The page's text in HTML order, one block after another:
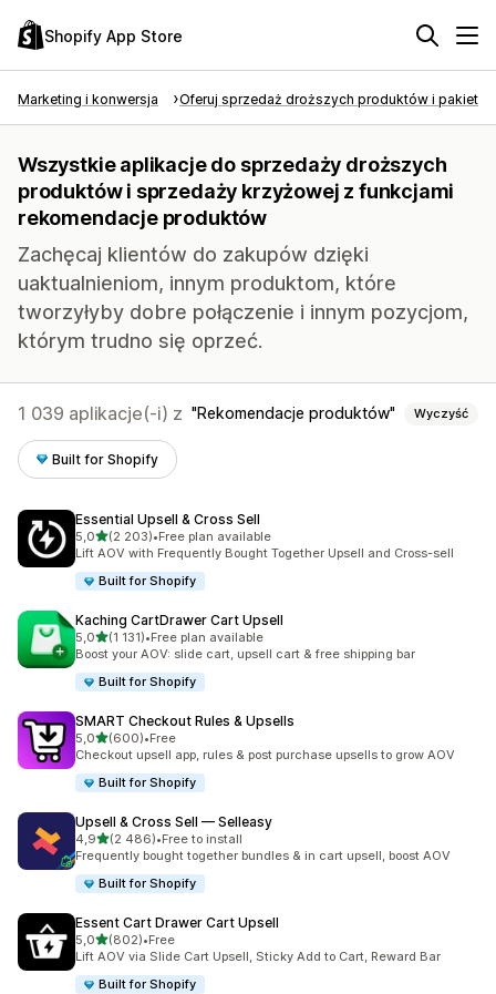
Shopify App Store
Marketing i konwersja Oferuj sprzedaż droższych produktów i
Wszystkie aplikacje do sprzedaży droższych
produktów i sprzedaży krzyżowej z funkcjami
rekomendacje produktów
Zachęcaj klientów do zakupów dzięki
uaktualnieniom, innym produktom, które
tworzyłyby dobre połączenie i innym pozycjom,
którym trudno się oprzeć.
1 039 aplikacje(-i) z Rekomendacje produktów Wyczyść
Built for Shopify
Essential Upsell & Cross Sell
5,0na 5 gwiazdek
(2 203)
Łączna liczba recenzji: 2203
•Free plan available
Lift AOV with Frequently Bought Together Upsell and Cross-sell
Built for Shopify
Kaching CartDrawer Cart Upsell
5,0na 5 gwiazdek
(1 131)
Łączna liczba recenzji: 1131
•Free plan available
Boost your AOV: slide cart, upsell cart & free shipping bar
Built for Shopify
SMART Checkout Rules & Upsells
5,0na 5 gwiazdek
(600)
Łączna liczba recenzji: 600
•Free
Checkout upsell app, rules & post purchase upsells to grow AOV
Built for Shopify
Upsell & Cross Sell — Selleasy
4,9na 5 gwiazdek
(2 486)
Łączna liczba recenzji: 2486
•Free to install
Frequently bought together bundles & in cart upsell, boost AOV
Built for Shopify
Essent Cart Drawer Cart Upsell
5,0na 5 gwiazdek
(802)
Łączna liczba recenzji: 802
•Free
Lift AOV via Slide Cart Upsell, Sticky Add to Cart, Reward Bar
Built for Shopify